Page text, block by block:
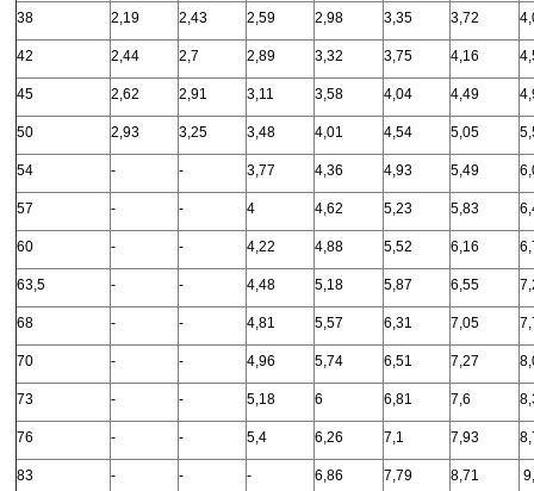
38 2,19 2,43 2,59 2,98 3,35 3,72
42 2,44 2,7 2,89 3,32 3,75 4,16
45 2,62 2,91 3,11 3,58 4,04 4,49
50 2,93 3,25 3,48 4,01 4,54 5,05
54 - - 3,77 4,36 4,93 5,49
57 - - 4 4,62 5,23 5,83
60 - - 4,22 4,88 5,52 6,16
63,5 - - 4,48 5,18 5,87 6,55
68 - - 4,81 5,57 6,31 7,05
70 - - 4,96 5,74 6,51 7,27
73 - - 5,18 6 6,81 7,6
76 - - 5,4 6,26 7,1 7,93
83 - - - 6,86 7,79 8,71